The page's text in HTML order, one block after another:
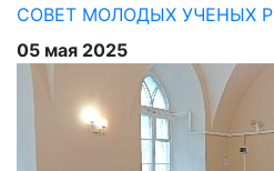
СОВЕТ МОЛОДЫХ УЧЕНЫХ
05 мая 2025